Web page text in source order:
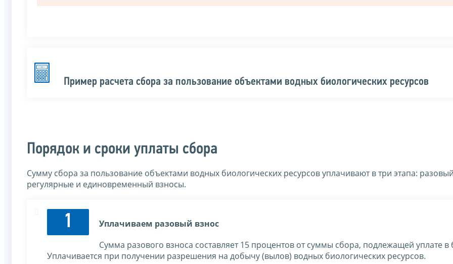
Пример расчета сбора за пользование объектами водных биологических ресурсов
Порядок и сроки уплаты сбора
Сумму сбора за пользование объектами водных биологических ресурсов уплачивают в три этапа:
регулярные и единовременный взносы.
1
Уплачиваем разовый взнос
Сумма разового взноса составляет 15 процентов от суммы сбора, подлежащей уплате
Уплачивается при получении разрешения на добычу (вылов) водных биологических ресурсов.